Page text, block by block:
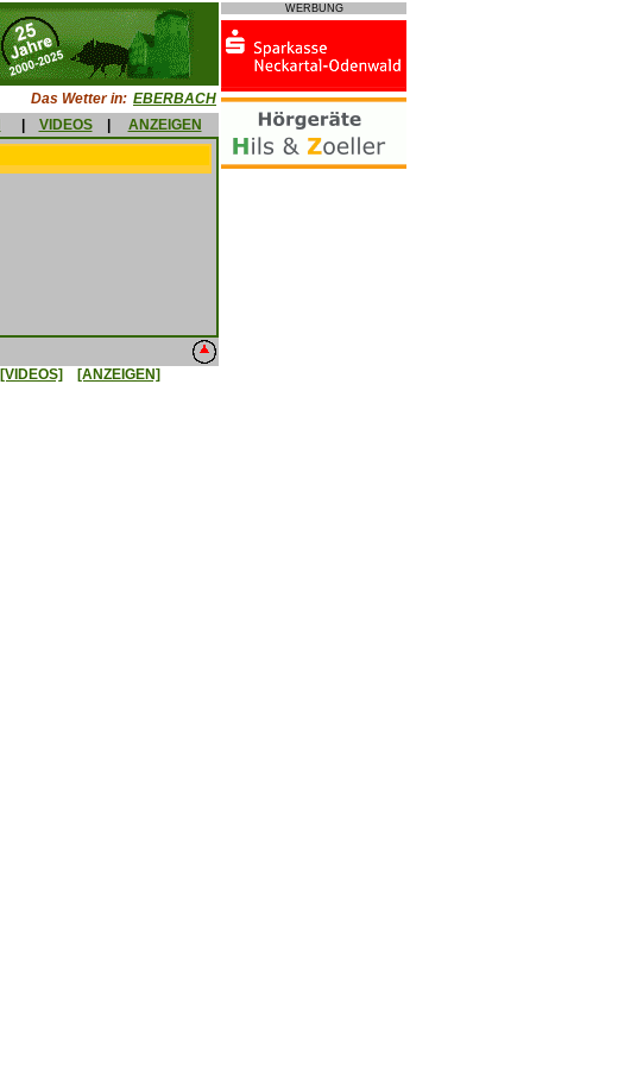
Das Wetter in: EBERBACH
VIDEOS ANZEIGEN
[VIDEOS] [ANZEIGEN]
WERBUNG